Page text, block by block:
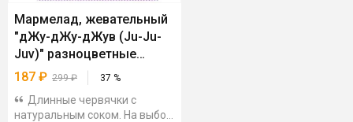
Мармелад, жевательный
"дЖу-дЖу-дЖув (Ju-Ju-
Juv)" разноцветные
червячки длинные 500гр
187 ₽ 299₽ 37 %
Длинные червячки с
натуральным соком. На выбор